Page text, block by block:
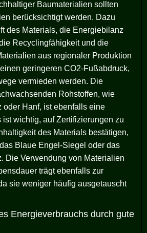
Baumaterialien sollten
berücksichtigt werden. Dazu
des Materials, die Energiebilanz
Recyclingfähigkeit und die
aus regionaler Produktion
geringeren CO2-Fußabdruck,
vermieden werden. Die
Rohstoffen, wie
oder Hanf, ist ebenfalls eine
wichtig, auf Zertifizierungen zu
des Materials bestätigen,
Blaue Engel-Siegel oder das
Die Verwendung von Materialien
trägt ebenfalls zur
sie weniger häufig ausgetauscht
Energieverbrauchs durch gute